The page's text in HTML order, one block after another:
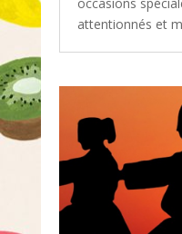
occasions
attentionnés et